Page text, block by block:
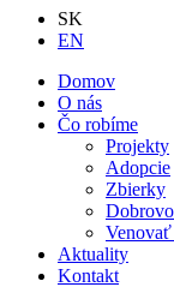
SK
EN
Domov
O nás
Čo robíme
Projekty
Adopcie
Zbierky
Aktuality
Kontakt